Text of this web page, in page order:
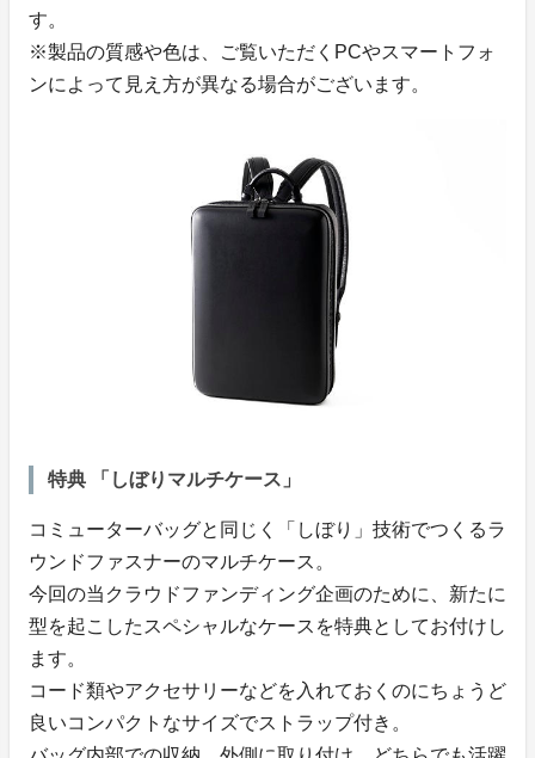
す。
※製品の質感や色は、ご覧いただくPCやスマートフォ
ンによって見え方が異なる場合がございます。
特典 「しぼりマルチケース」
コミューターバッグと同じく「しぼり」技術でつくるラ
ウンドファスナーのマルチケース。
今回の当クラウドファンディング企画のために、新たに
型を起こしたスペシャルなケースを特典としてお付けし
ます。
コード類やアクセサリーなどを入れておくのにちょうど
良いコンパクトなサイズでストラップ付き。